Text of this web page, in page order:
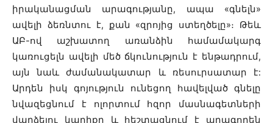
իրականացման արագությանը, ապա «գնելն»
ավելի ձեռնտու է, քան «զրոյից ստեղծելը»։ Թեև
ԱԲ-ով աշխատող առանձին համամակարգ
կառուցելն ավելի մեծ ճկունություն է ենթադրում,
այն նաև ժամանակատար և ռեսուրսատար է:
Արդեն իսկ գոյություն ունեցող հավելված գնելը
նվազեցնում է ոլորտում հզոր մասնագետների
վարձելու կարիքը և հեշտացնում է արագորեն